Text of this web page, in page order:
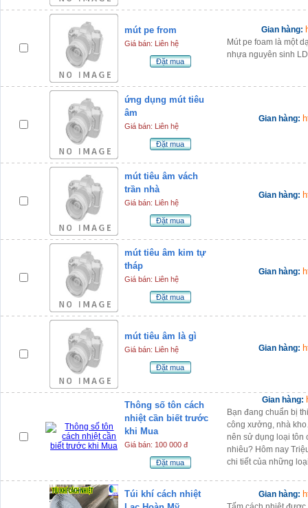
mút pe from
Giá bán: Liên hệ
Đặt mua
Gian hàng:
Mút pe foam là một
nhựa nguyên sinh
ứng dụng mút tiêu
âm
Giá bán: Liên hệ
Đặt mua
Gian hàng:
mút tiêu âm vách
trần nhà
Giá bán: Liên hệ
Đặt mua
Gian hàng:
mút tiêu âm kim tự
tháp
Giá bán: Liên hệ
Đặt mua
Gian hàng:
mút tiêu âm là gì
Giá bán: Liên hệ
Đặt mua
Gian hàng:
Thông số tôn cách
nhiệt cần biết trước
khi Mua
Giá bán: 100 000 đ
Đặt mua
Gian hàng:
Bạn đang chuẩn bị
công xưởng, nhà
nên sử dụng loại tôn
nhiêu? Hôm nay
chi tiết của những
Túi khí cách nhiệt
Gian hàng: